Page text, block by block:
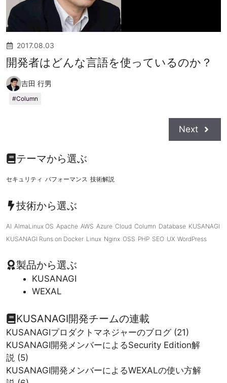
2017.08.03
開発者はどんな言語を使っているのか？
吉田 行男
Column
Next
テーマから選ぶ
セキュリティ パフォーマンス 技術解説
技術から選ぶ
AI AlmaLinux OS Apache AWS Azure Cloud Column Database KUSANAGI
KUSANAGI Runs on Docker Linux Nginx OSS PHP SEO UX WordPress
製品から選ぶ
KUSANAGI
WEXAL
KUSANAGI開発チームの連載
KUSANAGIプロダクトマネジャーのブログ(21)
KUSANAGI開発メンバーによるSecurity Edition解
説 (5)
KUSANAGI開発メンバーによるWEXALの使い方解